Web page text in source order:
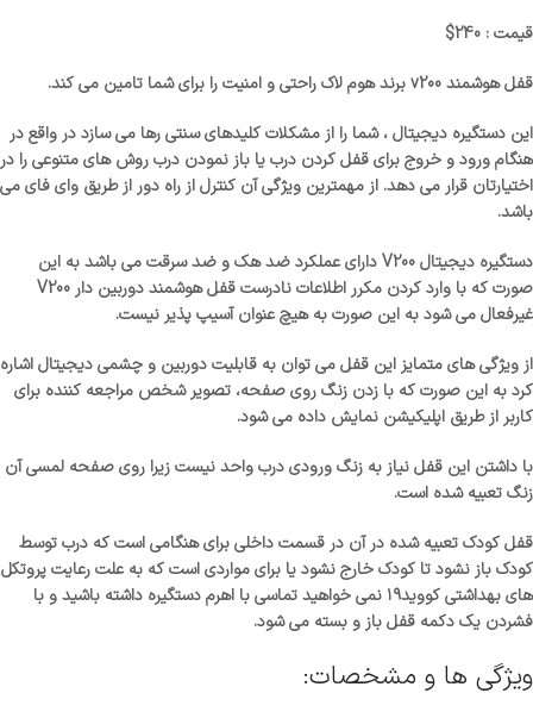
قیمت : 240$
قفل هوشمند v200 برند هوم لاک راحتی و امنیت را برای شما تامین می کند.
این دستگیره دیجیتال ، شما را از مشکلات کلیدهای سنتی رها می سازد در واقع در
هنگام ورود و خروج برای قفل کردن درب یا باز نمودن درب روش های متنوعی را در
اختیارتان قرار می دهد. از مهمترین ویژگی آن کنترل از راه دور از طریق وای فای می
باشد.
دستگیره دیجیتال V200 دارای عملکرد ضد هک و ضد سرقت می باشد به این
صورت که با وارد کردن مکرر اطلاعات نادرست قفل هوشمند دوربین دار V200
غیرفعال می شود به این صورت به هیچ عنوان آسیپ پذیر نیست.
از ویژگی های متمایز این قفل می توان به قابلیت دوربین و چشمی دیجیتال اشاره
کرد به این صورت که با زدن زنگ روی صفحه، تصویر شخص مراجعه کننده برای
کاربر از طریق اپلیکیشن نمایش داده می شود.
با داشتن این قفل نیاز به زنگ ورودی درب واحد نیست زیرا روی صفحه لمسی آن
زنگ تعبیه شده است.
قفل کودک تعبیه شده در آن در قسمت داخلی برای هنگامی است که درب توسط
کودک باز نشود تا کودک خارج نشود یا برای مواردی است که به علت رعایت پروتکل
های بهداشتی کووید۱۹ نمی خواهید تماسی با اهرم دستگیره داشته باشید و با
فشردن یک دکمه قفل باز و بسته می شود.
ویژگی ها و مشخصات: